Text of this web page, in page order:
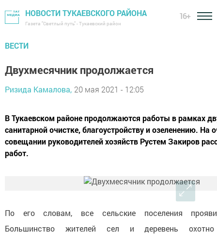
НОВОСТИ ТУКАЕВСКОГО РАЙОНА
Газета "Светлый путь" - Тукаевский район
16+
ВЕСТИ
Двухмесячник продолжается
Ризида Камалова, 20 мая 2021 - 12:05
В Тукаевском районе продолжаются работы в рамках
санитарной очистке, благоустройству и озеленению. На
совещании руководителей хозяйств Рустем Закиров
работ.
По его словам, все сельские поселения
Большинство жителей сел и деревень